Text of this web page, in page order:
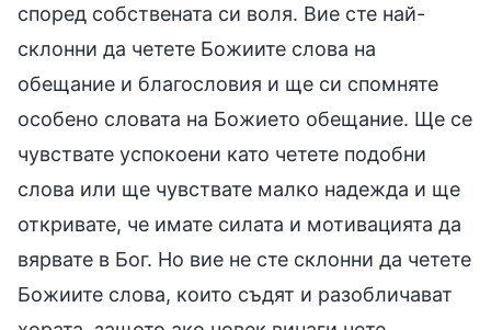
според собствената си воля. Вие сте най-
склонни да четете Божиите слова на
обещание и благословия и ще си спомняте
особено словата на Божието обещание. Ще се
чувствате успокоени като четете подобни
слова или ще чувствате малко надежда и ще
откривате, че имате силата и мотивацията да
вярвате в Бог. Но вие не сте склонни да четете
Божиите слова, които съдят и разобличават